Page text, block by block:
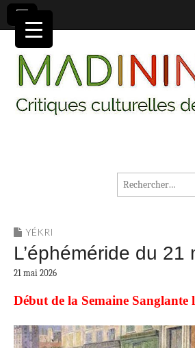
Rechercher :
YÉKRI
L’éphéméride du 21
21 mai 2026
Début de la Semaine Sanglante